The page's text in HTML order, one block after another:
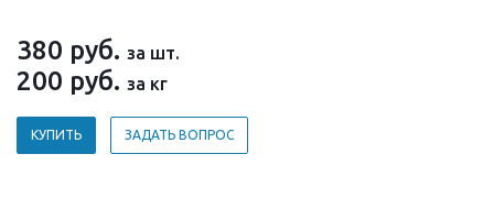
380 руб. за шт.
200 руб. за кг
КУПИТЬ ЗАДАТЬ ВОПРОС